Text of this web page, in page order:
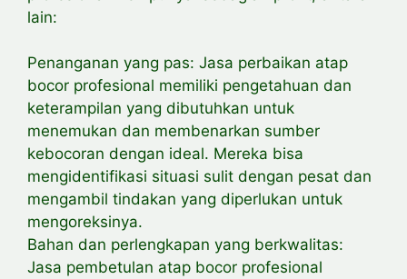
lain:
Penanganan yang pas: Jasa perbaikan atap
bocor profesional memiliki pengetahuan dan
keterampilan yang dibutuhkan untuk
menemukan dan membenarkan sumber
kebocoran dengan ideal. Mereka bisa
mengidentifikasi situasi sulit dengan pesat dan
mengambil tindakan yang diperlukan untuk
mengoreksinya.
Bahan dan perlengkapan yang berkwalitas:
Jasa pembetulan atap bocor profesional